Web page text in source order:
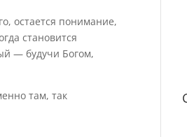
остается понимание,
становится
— будучи Богом,
там, так